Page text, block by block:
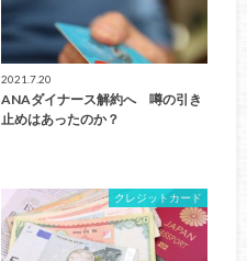
2021.7.20
ANAダイナース解約へ 噂の引き
止めはあったのか？
クレジットカード